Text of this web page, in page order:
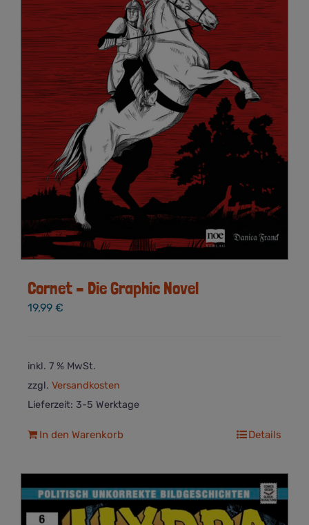
Cornet – Die Graphic Novel
19,99 €
inkl. 7 % MwSt.
zzgl. Versandkosten
Lieferzeit: 3-5 Werktage
In den Warenkorb Details